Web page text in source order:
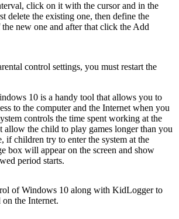
click on it with the cursor and in the
delete the existing one, then define the
new one and after that click the Add
control settings, you must restart the
10 is a handy tool that allows you to
to the computer and the Internet when you
controls the time spent working at the
allow the child to play games longer than you
if children try to enter the system at the
box will appear on the screen and show
period starts.
of Windows 10 along with KidLogger to
the Internet.